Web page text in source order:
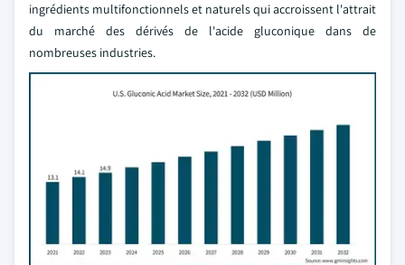
ingrédients multifonctionnels et naturels qui accroissent l'attrait
du marché des dérivés de l'acide gluconique dans de
nombreuses industries.